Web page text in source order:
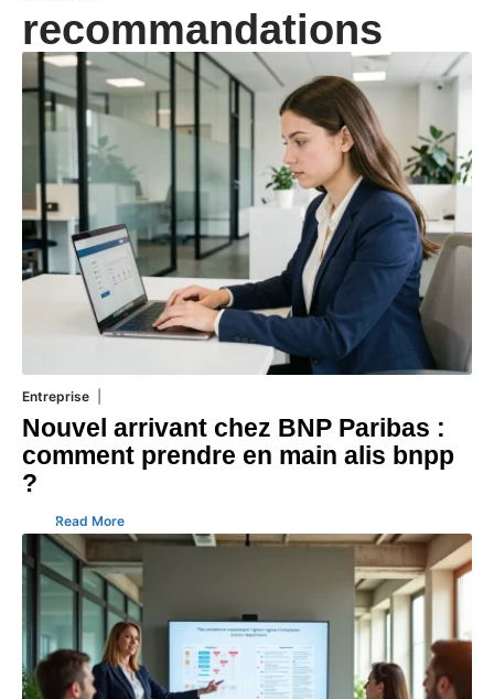
recommandations
Entreprise
Nouvel arrivant chez BNP Paribas :
comment prendre en main alis bnpp
?
Read More